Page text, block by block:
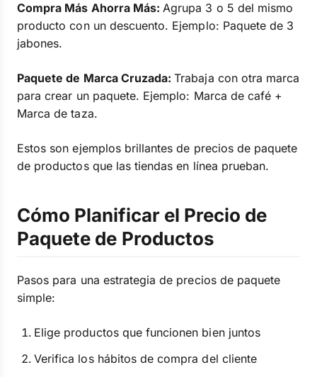
Compra Más Ahorra Más:Agrupa 3 o 5 del mismo
producto con un descuento. Ejemplo: Paquete de 3
jabones.
Paquete de Marca Cruzada:Trabaja con otra marca
para crear un paquete. Ejemplo: Marca de café +
Marca de taza.
Estos son ejemplos brillantes de precios de paquete
de productos que las tiendas en línea prueban.
Cómo Planificar el Precio de
Paquete de Productos
Pasos para una estrategia de precios de paquete
simple:
Elige productos que funcionen bien juntos
Verifica los hábitos de compra del cliente